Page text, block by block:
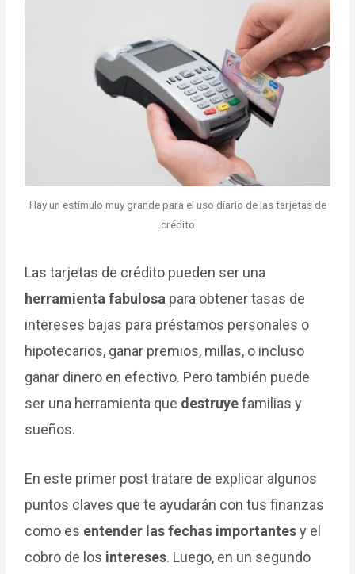
Hay un estímulo muy grande para el uso diario de las tarjetas de
crédito
Las tarjetas de crédito pueden ser una
herramienta fabulosa para obtener tasas de
intereses bajas para préstamos personales o
hipotecarios, ganar premios, millas, o incluso
ganar dinero en efectivo. Pero también puede
ser una herramienta que destruyefamilias y
sueños.
En este primer post tratare de explicar algunos
puntos claves que te ayudarán con tus finanzas
como es entender las fechas importantesy el
cobro de los intereses. Luego, en un segundo